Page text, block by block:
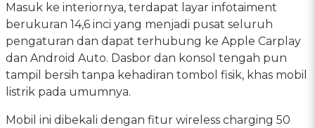
Masuk ke interiornya, terdapat layar infotaiment
berukuran 14,6 inci yang menjadi pusat seluruh
pengaturan dan dapat terhubung ke Apple Carplay
dan Android Auto. Dasbor dan konsol tengah pun
tampil bersih tanpa kehadiran tombol fisik, khas mobil
listrik pada umumnya.
Mobil ini dibekali dengan fitur wireless charging 50